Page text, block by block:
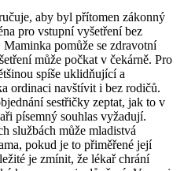
aby byl přítomen zákonný
pro vstupní vyšetření bez
pomůže se zdravotní
může počkat v čekárně. Pro
spíše uklidňující a
ordinaci navštívit i bez rodičů.
sestřičky zeptat, jak to v
písemný souhlas vyžadují.
službách může mladistvá
pokud je to přiměřené její
je zmínit, že lékař chrání